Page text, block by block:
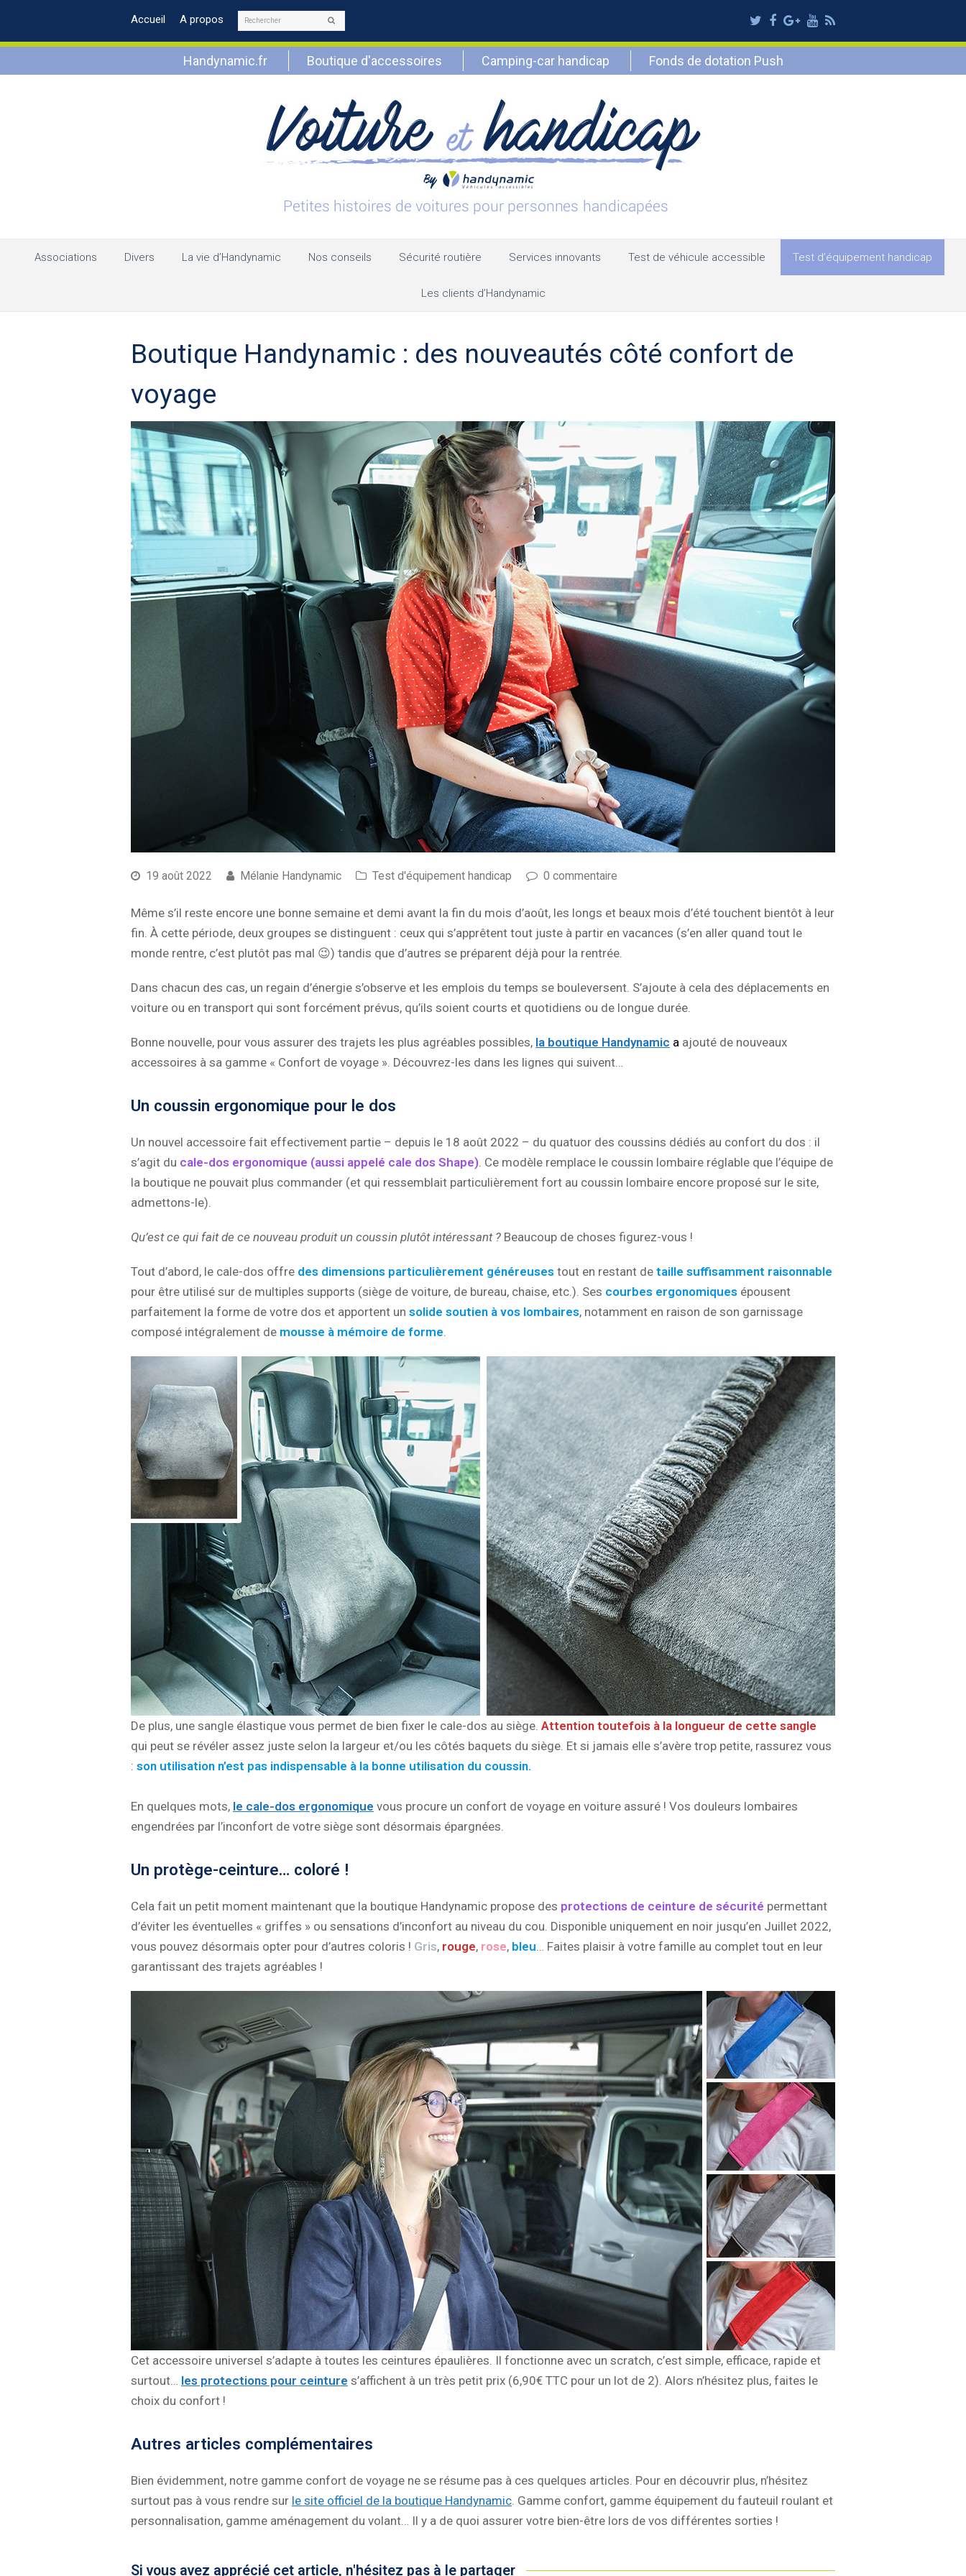
Accueil A propos Rechercher Twitter
Facebook
Google
Plus
Youtube
RSS
Handynamic.fr Boutique d'accessoires Camping-car handicap Fonds de dotation Push
Associations Divers La vie d’Handynamic Nos conseils Sécurité routière Services innovants Test de véhicule accessible Test d’équipement handicap
Les clients d’Handynamic
Boutique Handynamic : des nouveautés côté confort de
voyage
19 août 2022 Mélanie Handynamic Test d'équipement handicap 0 commentaire
Même s’il reste encore une bonne semaine et demi avant la fin du mois d’août, les longs et beaux mois d’été touchent bientôt à leur
fin. À cette période, deux groupes se distinguent : ceux qui s’apprêtent tout juste à partir en vacances (s’en aller quand tout le
monde rentre, c’est plutôt pas mal 😉) tandis que d’autres se préparent déjà pour la rentrée.
Dans chacun des cas, un regain d’énergie s’observe et les emplois du temps se bouleversent. S’ajoute à cela des déplacements en
voiture ou en transport qui sont forcément prévus, qu’ils soient courts et quotidiens ou de longue durée.
Bonne nouvelle, pour vous assurer des trajets les plus agréables possibles, la boutique Handynamic a ajouté de nouveaux
accessoires à sa gamme « Confort de voyage ». Découvrez-les dans les lignes qui suivent…
Un coussin ergonomique pour le dos
Un nouvel accessoire fait effectivement partie – depuis le 18 août 2022 – du quatuor des coussins dédiés au confort du dos : il
s’agit du cale-dos ergonomique (aussi appelé cale dos Shape). Ce modèle remplace le coussin lombaire réglable que l’équipe de
la boutique ne pouvait plus commander (et qui ressemblait particulièrement fort au coussin lombaire encore proposé sur le site,
admettons-le).
Qu’est ce qui fait de ce nouveau produit un coussin plutôt intéressant ? Beaucoup de choses figurez-vous !
Tout d’abord, le cale-dos offre des dimensions particulièrement généreuses tout en restant de taille suffisamment raisonnable
pour être utilisé sur de multiples supports (siège de voiture, de bureau, chaise, etc.). Ses courbes ergonomiques épousent
parfaitement la forme de votre dos et apportent un solide soutien à vos lombaires, notamment en raison de son garnissage
composé intégralement de mousse à mémoire de forme.
De plus, une sangle élastique vous permet de bien fixer le cale-dos au siège. Attention toutefois à la longueur de cette sangle
qui peut se révéler assez juste selon la largeur et/ou les côtés baquets du siège. Et si jamais elle s’avère trop petite, rassurez vous
: son utilisation n’est pas indispensable à la bonne utilisation du coussin.
En quelques mots, le cale-dos ergonomique vous procure un confort de voyage en voiture assuré ! Vos douleurs lombaires
engendrées par l’inconfort de votre siège sont désormais épargnées.
Un protège-ceinture… coloré !
Cela fait un petit moment maintenant que la boutique Handynamic propose des protections de ceinture de sécurité permettant
d’éviter les éventuelles « griffes » ou sensations d’inconfort au niveau du cou. Disponible uniquement en noir jusqu’en Juillet 2022,
vous pouvez désormais opter pour d’autres coloris ! Gris, rouge, rose, bleu… Faites plaisir à votre famille au complet tout en leur
garantissant des trajets agréables !
Cet accessoire universel s’adapte à toutes les ceintures épaulières. Il fonctionne avec un scratch, c’est simple, efficace, rapide et
surtout… les protections pour ceinture s’affichent à un très petit prix (6,90€ TTC pour un lot de 2). Alors n’hésitez plus, faites le
choix du confort !
Autres articles complémentaires
Bien évidemment, notre gamme confort de voyage ne se résume pas à ces quelques articles. Pour en découvrir plus, n’hésitez
surtout pas à vous rendre sur le site officiel de la boutique Handynamic. Gamme confort, gamme équipement du fauteuil roulant et
personnalisation, gamme aménagement du volant… Il y a de quoi assurer votre bien-être lors de vos différentes sorties !
Si vous avez apprécié cet article, n'hésitez pas à le partager